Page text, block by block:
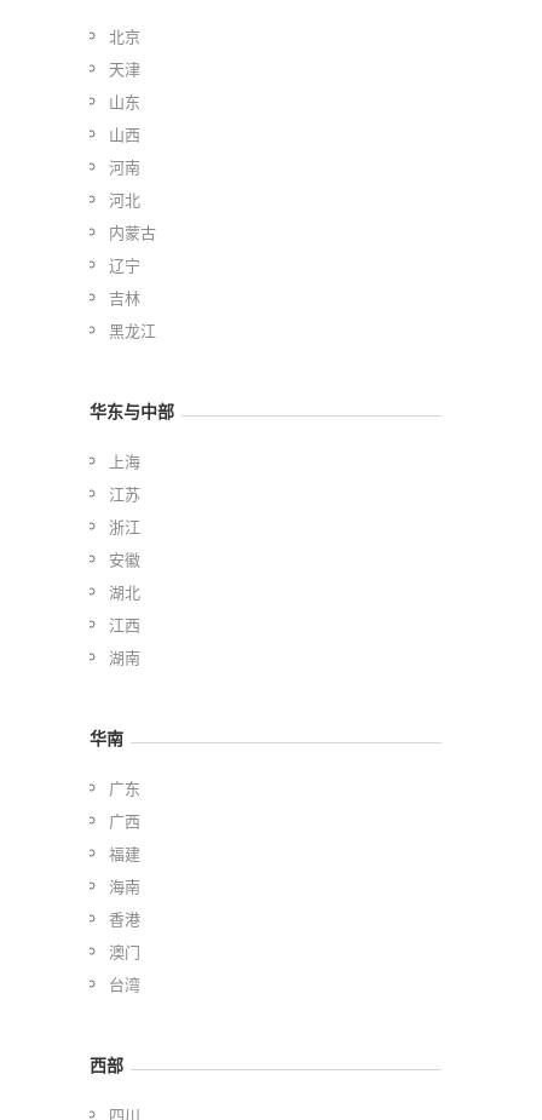
北京
天津
山东
山西
河南
河北
内蒙古
辽宁
吉林
黑龙江
华东与中部
上海
江苏
浙江
安徽
湖北
江西
湖南
华南
广东
广西
福建
海南
香港
澳门
台湾
西部
四川